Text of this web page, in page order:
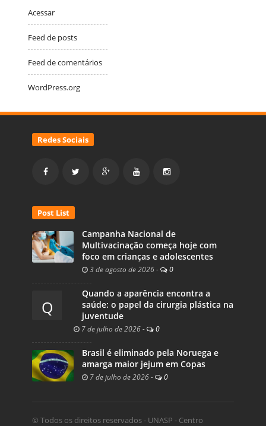
Acessar
Feed de posts
Feed de comentários
WordPress.org
Redes Sociais
Post List
Campanha Nacional de
Multivacinação começa hoje com
foco em crianças e adolescentes
3 de agosto de 2026 - 0
Q
Quando a aparência encontra a
saúde: o papel da cirurgia plástica na
juventude
7 de julho de 2026 - 0
Brasil é eliminado pela Noruega e
amarga maior jejum em Copas
7 de julho de 2026 - 0
© Todos os direitos reservados - UNASP - Centro